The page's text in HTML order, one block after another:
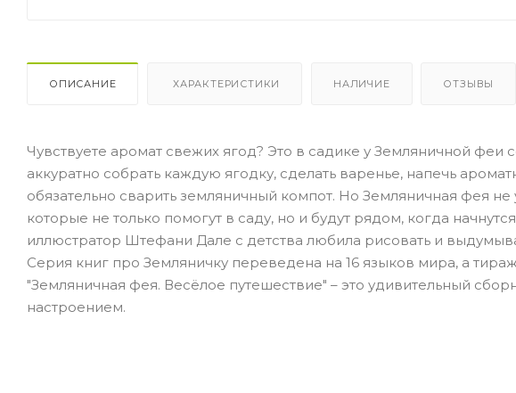
ОПИСАНИЕ ХАРАКТЕРИСТИКИ НАЛИЧИЕ ОТЗЫВЫ
Чувствуете аромат свежих ягод? Это в садике у Земляничной феи
аккуратно собрать каждую ягодку, сделать варенье, напечь
обязательно сварить земляничный компот. Но Земляничная фея
которые не только помогут в саду, но и будут рядом, когда
иллюстратор Штефани Дале с детства любила рисовать и
Серия книг про Земляничку переведена на 16 языков мира, а
"Земляничная фея. Весёлое путешествие" – это удивительный
настроением.